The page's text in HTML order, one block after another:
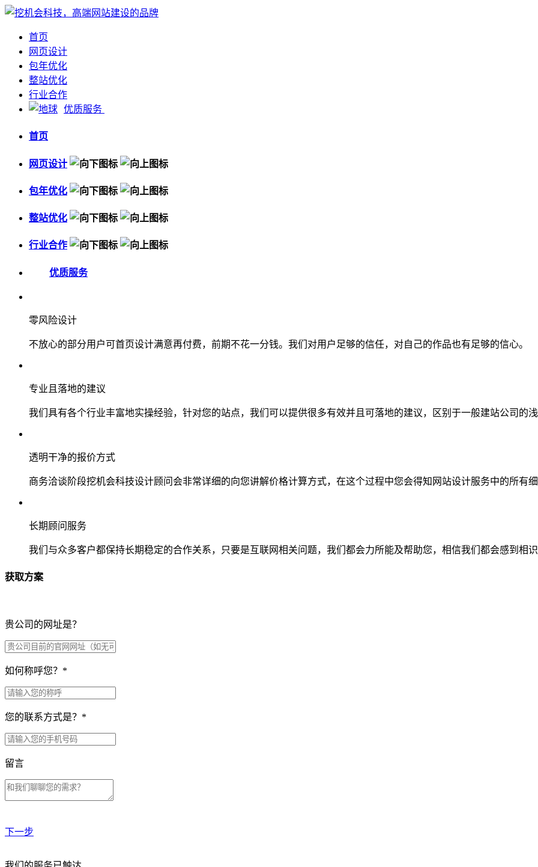
首页
网页设计
包年优化
整站优化
行业合作
优质服务
首页
网页设计
包年优化
整站优化
行业合作
优质服务
零风险设计
不放心的部分用户可首页设计满意再付费，前期不花一分钱。我们对用户足够的信任，对自己的作品也有足够的信心。
专业且落地的建议
我们具有各个行业丰富地实操经验，针对您的站点，我们可以提供很多有效并且可落地的建议，区别于一般建站公司的
透明干净的报价方式
商务洽谈阶段挖机会科技设计顾问会非常详细的向您讲解价格计算方式，在这个过程中您会得知网站设计服务中的所有
长期顾问服务
我们与众多客户都保持长期稳定的合作关系，只要是互联网相关问题，我们都会力所能及帮助您，相信我们都会感到相
获取方案
贵公司的网址是？
如何称呼您？ *
您的联系方式是？ *
留言
下一步